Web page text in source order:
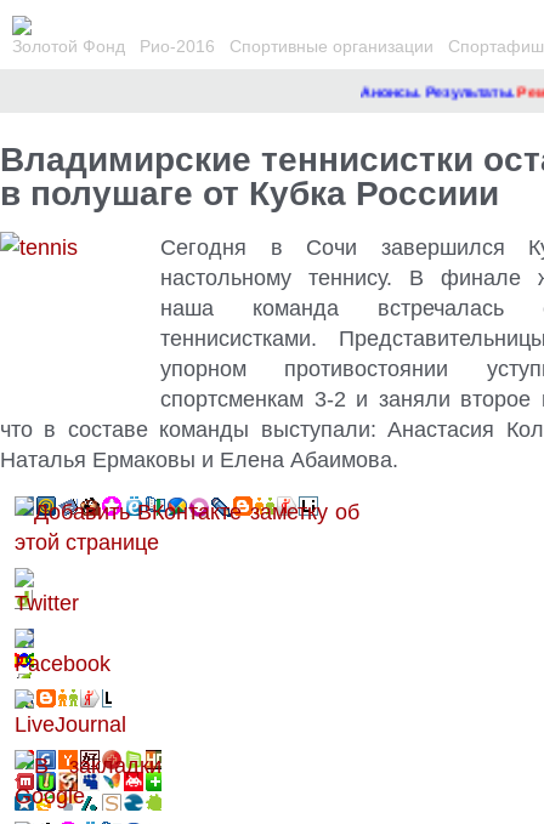
Золотой Фонд Рио-2016 Спортивные организации
Анонсы. Результаты.
Владимирские теннисистки
в полушаге от Кубка Россиии
Сегодня в Сочи завершился
настольному теннису. В финале
наша команда встречалась
теннисистками.
упорном противостоянии
спортсменкам 3-2 и заняли
что в составе команды выступали: Анастасия
Наталья Ермаковы и Елена Абаимова.